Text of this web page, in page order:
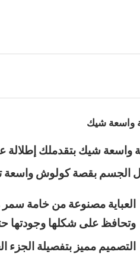
واسعة شيك
واسعة شيك بتقدملك إطلالة
بقصة كولوش واسعة
العباية مصنوعة من خامة سمر
وتحافظ على شكلها وجودتها
التصميم مميز بتفصيلة